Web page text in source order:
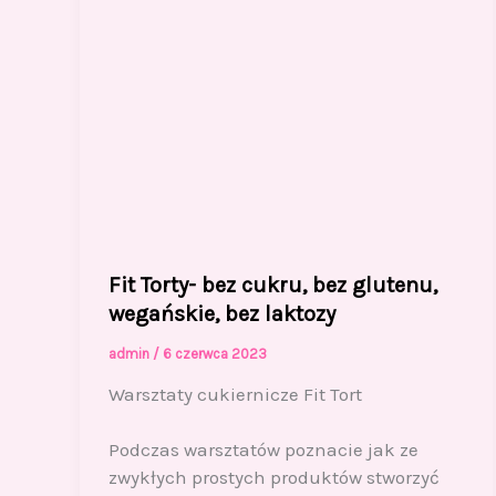
Fit Torty- bez cukru, bez glutenu,
wegańskie, bez laktozy
admin / 6 czerwca 2023
Warsztaty cukiernicze Fit Tort
Podczas warsztatów poznacie jak ze
zwykłych prostych produktów stworzyć